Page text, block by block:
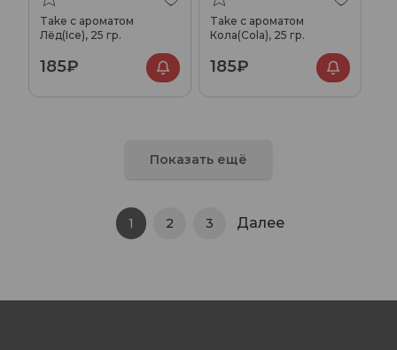
Take с ароматом
Лёд(Ice), 25 гр.
185₽
Take с ароматом
Кола(Cola), 25 гр.
185₽
Показать ещё
1 2 3 Далее